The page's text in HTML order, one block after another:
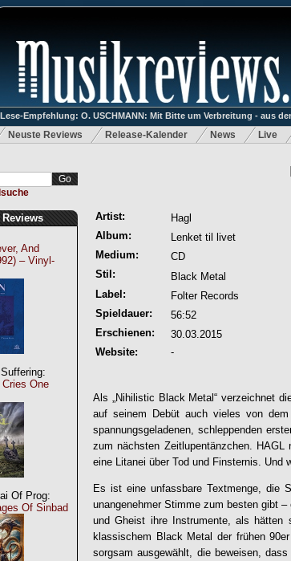
Lese-Empfehlung: O. USCHMANN: Mit Bitte um Verbreitung - aus
Neuste Reviews Release-Kalender News Live
Reviews
And
– Vinyl-
One
Of Prog:
Of Sinbad
Artist:
Hagl
Album:
Lenket til livet
Medium:
CD
Stil:
Black Metal
Label:
Folter Records
Spieldauer:
56:52
Erschienen:
30.03.2015
Website:
-
Als „Nihilistic Black Metal“ verzeichnet
auf seinem Debüt auch vieles von
spannungsgeladenen, schleppenden
zum nächsten Zeitlupentänzchen. HAGL
eine Litanei über Tod und Finsternis. Und
Es ist eine unfassbare Textmenge, die
unangenehmer Stimme zum besten gibt
und Gheist ihre Instrumente, als
klassischem Black Metal der frühen
sorgsam ausgewählt, die beweisen,